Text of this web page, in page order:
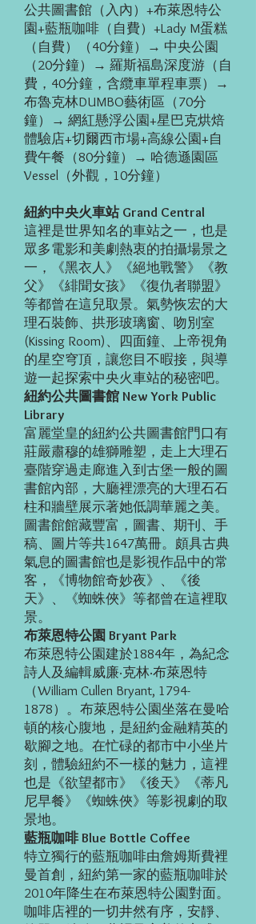
公共圖書館（入內）+布萊恩特公
園+藍瓶咖啡（自費）+Lady M蛋糕
（自費）（40分鐘）→ 中央公園
（20分鐘）→ 羅斯福島深度游（自
費，40分鐘，含纜車單程車票）→
布魯克林DUMBO藝術區（70分
鐘）→ 網紅懸浮公園+星巴克烘焙
體驗店+切爾西市場+高線公園+自
費午餐（80分鐘）→ 哈德遜園區
Vessel（外觀，10分鐘）
紐約中央火車站 Grand Central
這裡是世界知名的車站之一，也是
眾多電影和美劇熱衷的拍攝場景之
一，《黑衣人》《絕地戰警》《教
父》《緋聞女孩》《復仇者聯盟》
等都曾在這兒取景。氣勢恢宏的大
理石裝飾、拱形玻璃窗、吻別室
(Kissing Room)、四面鐘、上帝視角
的星空穹頂，讓您目不暇接，與導
遊一起探索中央火車站的秘密吧。
紐約公共圖書館 New York Public
Library
富麗堂皇的紐約公共圖書館門口有
莊嚴肅穆的雄獅雕塑，走上大理石
臺階穿過走廊進入到古堡一般的圖
書館內部，大廳裡漂亮的大理石石
柱和牆壁展示著她低調華麗之美。
圖書館館藏豐富，圖書、期刊、手
稿、圖片等共1647萬冊。頗具古典
氣息的圖書館也是影視作品中的常
客，《博物館奇妙夜》、《後
天》、《蜘蛛俠》等都曾在這裡取
景。
布萊恩特公園 Bryant Park
布萊恩特公園建於1884年，為紀念
詩人及編輯威廉·克林·布萊恩特
（William Cullen Bryant, 1794-
1878）。布萊恩特公園坐落在曼哈
頓的核心腹地，是紐約金融精英的
歇腳之地。在忙碌的都市中小坐片
刻，體驗紐約不一樣的魅力，這裡
也是《欲望都市》《後天》《蒂凡
尼早餐》《蜘蛛俠》等影視劇的取
景地。
藍瓶咖啡 Blue Bottle Coffee
特立獨行的藍瓶咖啡由詹姆斯費裡
曼首創，紐約第一家的藍瓶咖啡於
2010年降生在布萊恩特公園對面。
咖啡店裡的一切井然有序，安靜、